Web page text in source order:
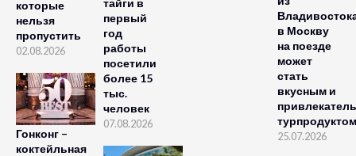
которые
нельзя
пропустить
02.08.2026
Гонконг –
коктейльная
тайги в
первый
год
работы
посетили
более 15
тыс.
человек
07.08.2026
в Москву
на поезде
может
стать
вкусным и
турпродуктом
25.07.2026